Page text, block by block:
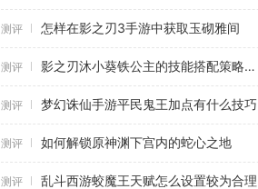
测评 怎样在影之刃3手游中获取玉砌雅间
测评 影之刃沐小葵铁公主的技能搭配策略有哪些
测评 梦幻诛仙手游平民鬼王加点有什么技巧
测评 如何解锁原神渊下宫内的蛇心之地
测评 乱斗西游蛟魔王天赋怎么设置较为合理